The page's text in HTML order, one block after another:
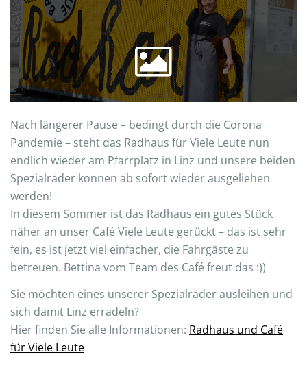
Nach längerer Pause – bedingt durch die Corona
Pandemie – steht das Radhaus für Viele Leute nun
endlich wieder am Pfarrplatz in Linz und unsere beiden
Spezialräder können ab sofort wieder ausgeliehen
werden!
In diesem Sommer ist das Radhaus ein gutes Stück
näher an unser Café Viele Leute gerückt – das ist sehr
fein, es ist jetzt viel einfacher, die Fahrgäste zu
betreuen. Bettina vom Team des Café freut das :))
Sie möchten eines unserer Spezialräder ausleihen und
sich damit Linz erradeln?
Hier finden Sie alle Informationen: Radhaus und Café
für Viele Leute